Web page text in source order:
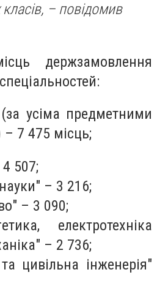
– повідомив
держзамовлення
усіма предметними
7 475 місць;
507;
– 3 216;
– 3 090;
електротехніка
– 2 736;
цивільна інженерія"